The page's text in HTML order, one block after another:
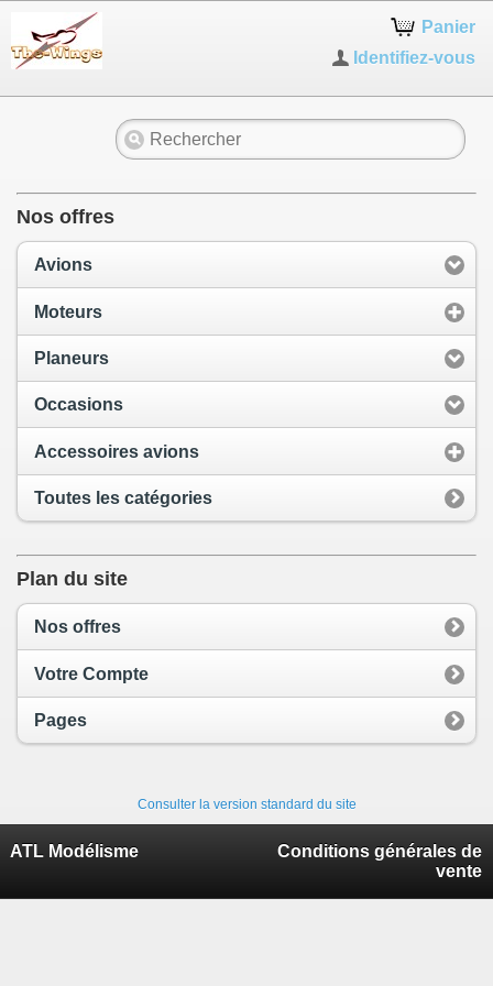
Panier
Identifiez-vous
Nos offres
Avions
Moteurs
Planeurs
Occasions
Accessoires avions
Toutes les catégories
Plan du site
Nos offres
Votre Compte
Pages
Consulter la version standard du site
ATL Modélisme
Conditions générales de
vente